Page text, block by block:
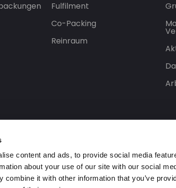
content and ads, to provide social media
about your use of our site with our social
combine it with other information that you’ve
Fulfilment
Co-Packing
Reinraum